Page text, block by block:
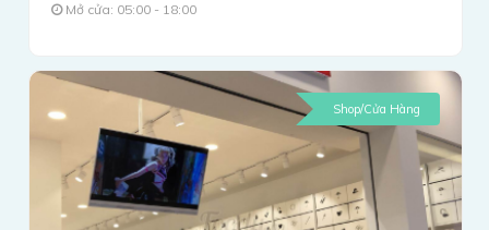
Mở cửa: 05:00 - 18:00
Shop/Cửa Hàng